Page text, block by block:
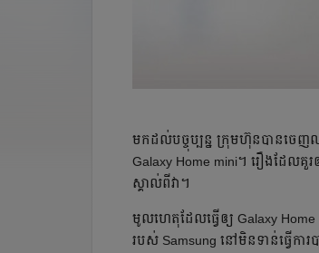
មកដល់បច្ចុប្បន្ន ក្រុមហ៊ុនបានចេញ
Galaxy Home mini។ រឿងដែលគួ
ស្គាល់ពីវា។
មូលហេតុដែលធ្វើឲ្យ Galaxy
របស់ Samsung នៅមិនទាន់ធ្វើកា